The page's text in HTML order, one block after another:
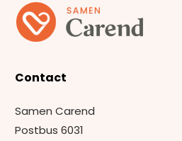
Contact
Samen Carend
Postbus 6031